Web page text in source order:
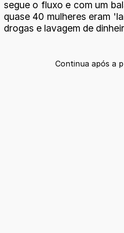
segue o fluxo e com um
quase 40 mulheres eram
drogas e lavagem de
Continua após a